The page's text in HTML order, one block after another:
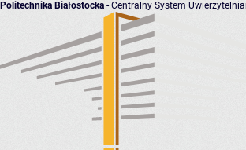
Politechnika Białostocka - Centralny System